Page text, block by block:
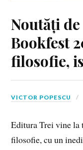
Noutăți
Bookfest
filosofie,
VICTOR POPESCU
Editura Trei vine la
filosofie, cu un